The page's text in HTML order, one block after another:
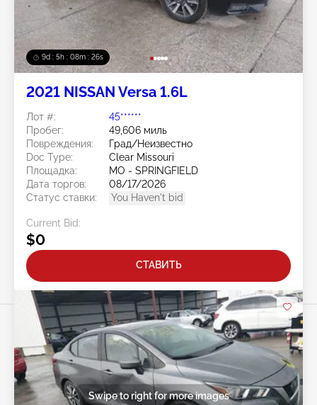
9d : 5h : 08m : 24s
2021 NISSAN Versa 1.6L
Лот #:
45******
Пробег:
49,606 миль
Повреждения:
Град/Неизвестно
Doc Type:
Clear Missouri
Площадка:
MO - SPRINGFIELD
Дата торгов:
08/17/2026
Статус ставки:
You Haven't bid
Current Bid:
$0
СТАВИТЬ
Swipe to right for more images